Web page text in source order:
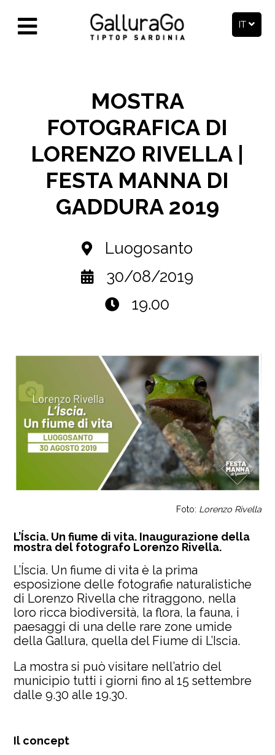
IT
MOSTRA
FOTOGRAFICA DI
LORENZO RIVELLA |
FESTA MANNA DI
GADDURA 2019
Luogosanto
30/08/2019
19.00
Foto: Lorenzo Rivella
L’Íscia. Un fiume di vita. Inaugurazione della
mostra del fotografo Lorenzo Rivella.
L’Íscia. Un fiume di vita è la prima
esposizione delle fotografie naturalistiche
di Lorenzo Rivella che ritraggono, nella
loro ricca biodiversità, la flora, la fauna, i
paesaggi di una delle rare zone umide
della Gallura, quella del Fiume di L’Iscia.
La mostra si può visitare nell’atrio del
municipio tutti i giorni fino al 15 settembre
dalle 9.30 alle 19.30.
Il concept